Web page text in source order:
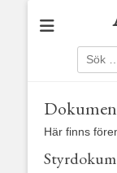
Sök
efter:
Här finns